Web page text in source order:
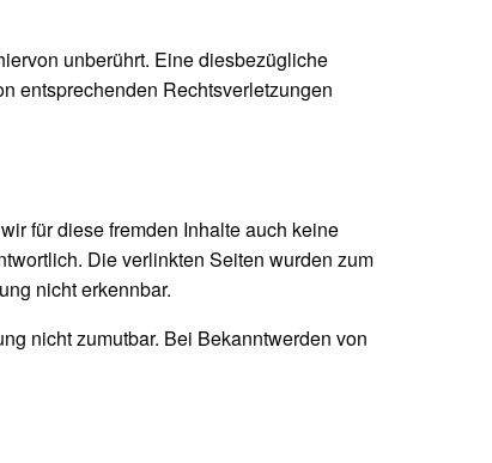
unberührt. Eine diesbezügliche
entsprechenden Rechtsverletzungen
für diese fremden Inhalte auch keine
Die verlinkten Seiten wurden zum
nicht erkennbar.
nicht zumutbar. Bei Bekanntwerden von